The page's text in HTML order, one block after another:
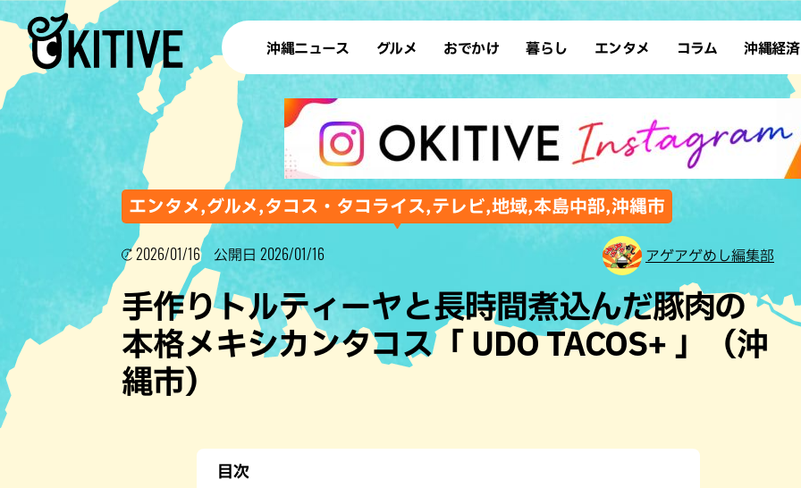
沖縄ニュース グルメ
ラーメン 沖縄そば
テイクアウト カフェ
すし・魚料理 和食・日本料理
沖縄料理 アジア・エスニック
ステーキ・焼肉 焼鳥・串料理
その他の肉料理 居酒屋・バー
ブッフェ・バイキング
おでかけ
デート ドライブ
散歩 ソロ活
歴史 体験
アート
ホテル
サウナ 公園
沖縄の海
暮らし
レシピ SDGs
ファッション ローカルニュース
沖縄移住 沖縄旧暦行事
エンタメ
スポーツ 占い
タレント・芸人 テレビ
コラム 沖縄経済
エンタメ,グルメ,タコス・タコライス,テレビ,地域,本島中部,沖縄市
2026/01/16 公開日 2026/01/16 アゲアゲめし編集部
手作りトルティーヤと長時間煮込んだ豚肉の
本格メキシカンタコス「 UDO TACOS+ 」（沖
縄市）
目次